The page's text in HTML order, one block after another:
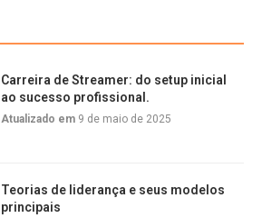
Carreira de Streamer: do setup inicial
ao sucesso profissional.
Atualizado em 9 de maio de 2025
Teorias de liderança e seus modelos
principais